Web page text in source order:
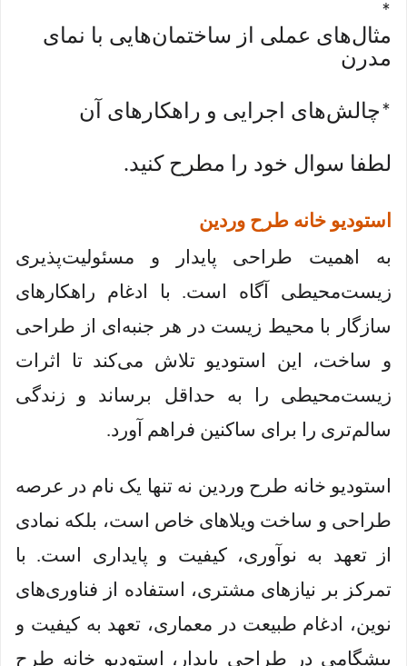
*
مثال‌های عملی از ساختمان‌هایی با نمای
مدرن
*چالش‌های اجرایی و راهکارهای آن
لطفا سوال خود را مطرح کنید.
استودیو خانه طرح وردین
به اهمیت طراحی پایدار و مسئولیت‌پذیری
زیست‌محیطی آگاه است. با ادغام راهکارهای
سازگار با محیط زیست در هر جنبه‌ای از طراحی
و ساخت، این استودیو تلاش می‌کند تا اثرات
زیست‌محیطی را به حداقل برساند و زندگی
سالم‌تری را برای ساکنین فراهم آورد.
استودیو خانه طرح وردین نه تنها یک نام در عرصه
طراحی و ساخت ویلاهای خاص است، بلکه نمادی
از تعهد به نوآوری، کیفیت و پایداری است. با
تمرکز بر نیازهای مشتری، استفاده از فناوری‌های
نوین، ادغام طبیعت در معماری، تعهد به کیفیت و
پیشگامی در طراحی پایدار، استودیو خانه طرح